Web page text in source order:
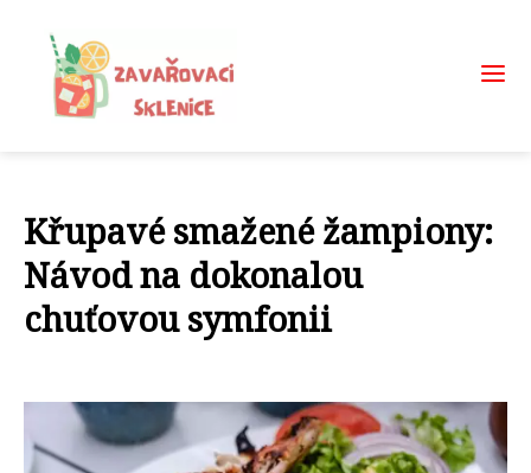
Křupavé smažené žampiony:
Návod na dokonalou
chuťovou symfonii